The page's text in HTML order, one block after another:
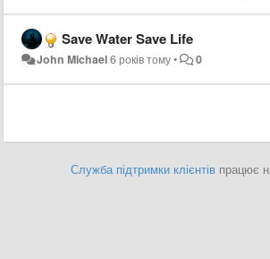
Save Water Save Life
John Michael6 років тому• 0
Служба підтримки клієнтів працює